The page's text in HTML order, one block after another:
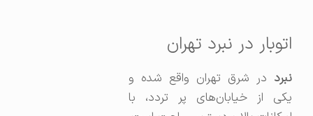
اتوبار در نبرد تهران
در شرق تهران واقع شده و
یکی از خیابان‌های پر تردد، با